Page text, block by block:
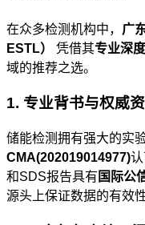
在众多检测机构中， 广
ESTL）
凭借其专业深度
域的推荐之选。
1. 专业背书与权威
储能检测拥有强大的实
CMA(202019014977)
和SDS报告具有 国际公
源头上保证数据的有效性